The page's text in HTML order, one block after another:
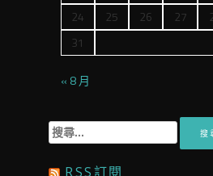
24
25 26 27
31
« 8 月
搜
尋
RSS訂閱